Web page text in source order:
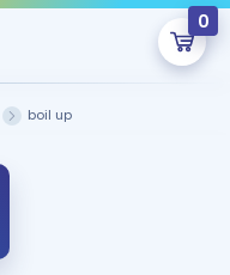
0
Boş.
onlarca eğitim seni
boil up